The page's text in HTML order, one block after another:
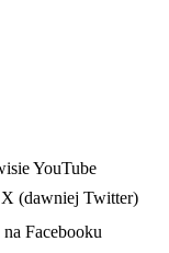
YouTube
X (dawniej Twitter)
Facebooku